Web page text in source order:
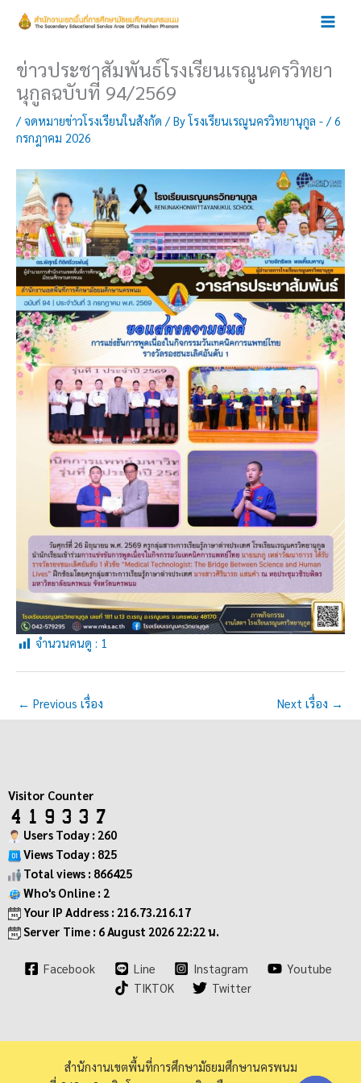
ข่าวประชาสัมพันธ์โรงเรียนเรณูนครวิทยา
นุกูลฉบับที่ 94/2569
/จดหมายข่าวโรงเรียนในสังกัด / Byโรงเรียนเรณูนครวิทยานุกูล - /6
กรกฎาคม 2026
จำนวนคนดู : 1
← Previous เรื่อง Next เรื่อง →
Visitor Counter
Users Today : 260
Views Today : 825
Total views : 866425
Who's Online : 2
Your IP Address : 216.73.216.17
Server Time : 6 August 2026 22:22 น.
Facebook Line Instagram
Youtube
TIKTOK
Twitter
สำนักงานเขตพื้นที่การศึกษามัธยมศึกษานครพนม